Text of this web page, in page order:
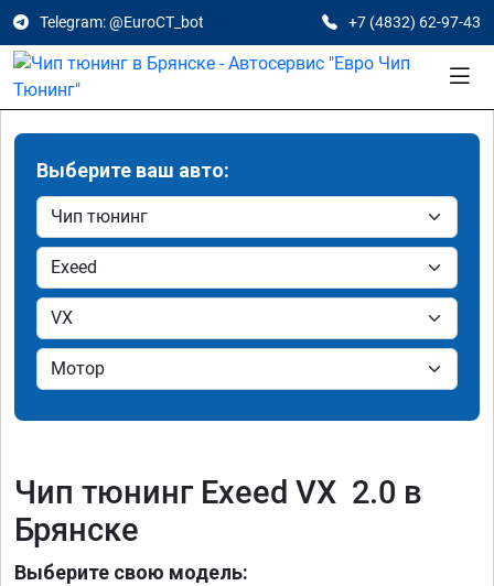
Telegram: @EuroCT_bot +7 (4832) 62-97-43
Выберите ваш авто:
Чип тюнинг Exeed VX 2.0 в
Брянске
Выберите свою модель: